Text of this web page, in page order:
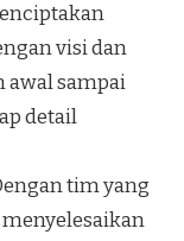
visi dan
awal sampai
detail
tim yang